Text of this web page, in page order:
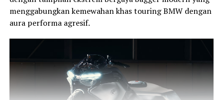
menggabungkan kemewahan khas touring BMW dengan
aura performa agresif.